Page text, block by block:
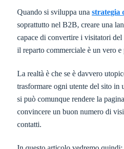
Quando si sviluppa una strategia
soprattutto nel B2B, creare una
capace di convertire i visitatori
il reparto commerciale è un vero
La realtà è che se è davvero
trasformare ogni utente del sito in
si può comunque rendere la
convincere un buon numero di
contatti.